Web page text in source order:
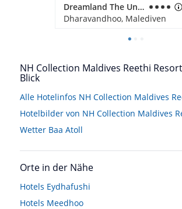
Dreamland The Unique Sea & Lake Resort / Spa
Dharavandhoo, Malediven
NH Collection Maldives Reethi
Blick
Alle Hotelinfos NH Collection Maldives
Hotelbilder von NH Collection Maldives
Wetter Baa Atoll
Orte in der Nähe
Hotels Eydhafushi
Hotels Meedhoo